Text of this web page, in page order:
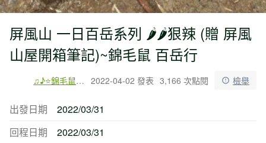
屏風山 一日百岳系列 🌶🌶狠辣 (贈 屏風
山屋開箱筆記)~錦毛鼠 百岳行
♫♪⭐錦毛鼠♬~ 2022-04-02 發表 3,166 次點閱 檢舉
出發日期
2022/03/31
回程日期
2022/03/31